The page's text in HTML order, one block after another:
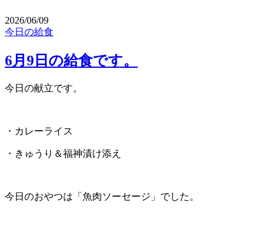
2026/06/09
今日の給食
6月9日の給食です。
今日の献立です。
・カレーライス
・きゅうり＆福神漬け添え
今日のおやつは「魚肉ソーセージ」でした。